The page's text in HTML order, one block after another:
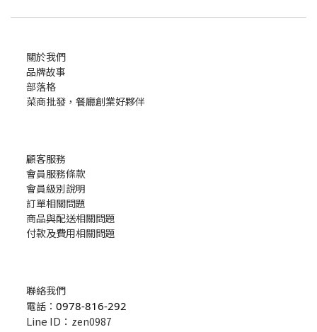
關於我們
品牌故事
部落格
菜商批發，餐廳創業好夥伴
顧客服務
會員服務條款
會員級別說明
訂單相關問題
商品與配送相關問題
付款及費用相關問題
聯絡我們
電話： 0978-816-292
Line ID： zen0987